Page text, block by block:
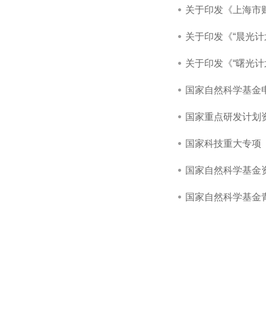
关于印发《上海市
关于印发《“晨光
关于印发《“曙光
国家自然科学基金
国家重点研发计划
国家科技重大专项
国家自然科学基金
国家自然科学基金